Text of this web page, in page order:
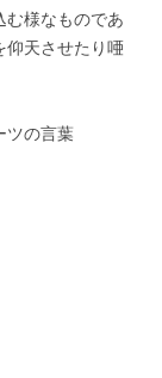
む様なものであ
仰天させたり唖
の言葉